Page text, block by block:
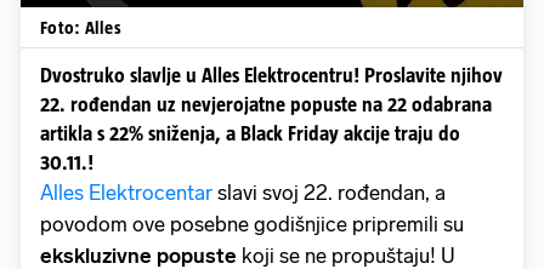
Foto: Alles
Dvostruko slavlje u Alles Elektrocentru! Proslavite njihov
22. rođendan uz nevjerojatne popuste na 22 odabrana
artikla s 22% sniženja, a Black Friday akcije traju do
30.11.!
Alles Elektrocentar slavi svoj 22. rođendan, a
povodom ove posebne godišnjice pripremili su
ekskluzivne popuste koji se ne propuštaju! U